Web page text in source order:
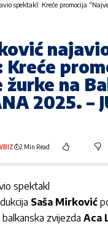
Kreće promocija “Najveće žurke na Balkanu”
žurke na
2025. –
2 Min Read
spektakl
Saša Mirković
zvijezda Aca